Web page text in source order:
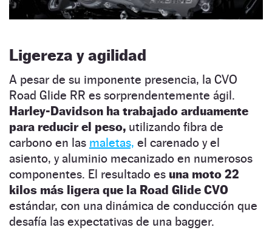
Ligereza y agilidad
A pesar de su imponente presencia, la CVO
Road Glide RR es sorprendentemente ágil.
Harley-Davidson ha trabajado arduamente
para reducir el peso, utilizando fibra de
carbono en las maletas, el carenado y el
asiento, y aluminio mecanizado en numerosos
componentes. El resultado es una moto 22
kilos más ligera que la Road Glide CVO
estándar, con una dinámica de conducción que
desafía las expectativas de una bagger.